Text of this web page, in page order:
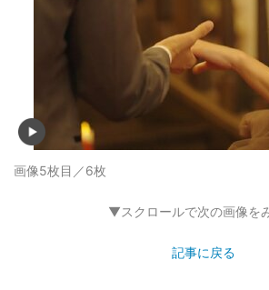
画像5枚目／6枚
▼スクロールで次の画像を
記事に戻る